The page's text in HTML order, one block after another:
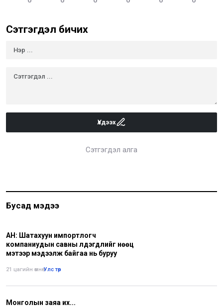
Сэтгэгдэл бичих
Үлдээх
Сэтгэгдэл алга
Бусад мэдээ
АН: Шатахуун импортлогч
компаниудын савны үлдэгдлийг нөөц
мэтээр мэдээлж байгаа нь буруу
21 цагийн өмнө•Улс төр
Монголын заяа их...